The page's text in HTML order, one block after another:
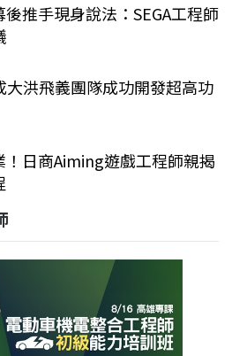
推手現身說法：SEGA工程師
大洪飛義團隊成功開發超高功
日商Aiming遊戲工程師親揭